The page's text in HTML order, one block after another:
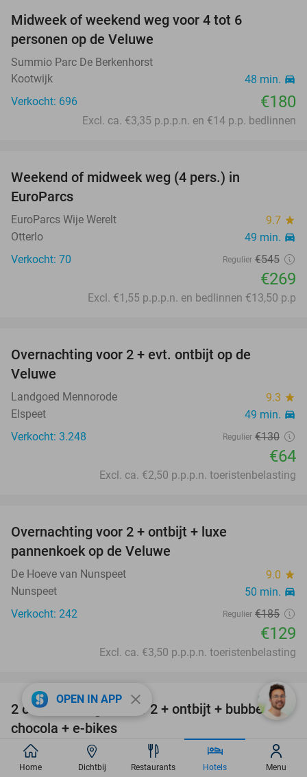
Midweek of weekend weg voor 4 tot 6
personen op de Veluwe
Summio Parc De Berkenhorst
Kootwijk
48 min. directions_car
Verkocht: 696 €180
Excl. ca. €3,35 p.p.p.n. en €14 p.p. bedlinnen
Weekend of midweek weg (4 pers.) in
EuroParcs
EuroParcs Wije Werelt 9.7 star
Otterlo 49 min. directions_car
Verkocht: 70 Regulier €545
€269
Excl. €1,55 p.p.p.n. en bedlinnen €13,50 p.p
Overnachting voor 2 + evt. ontbijt op de
Veluwe
Landgoed Mennorode 9.3 star
Elspeet 49 min. directions_car
Verkocht: 3.248 Regulier €130
€64
Excl. ca. €2,50 p.p.p.n. toeristenbelasting
Overnachting voor 2 + ontbijt + luxe
pannenkoek op de Veluwe
De Hoeve van Nunspeet 9.0 star
Nunspeet 50 min. directions_car
Verkocht: 242 Regulier €185
€129
Excl. ca. €3,50 p.p.p.n. toeristenbelasting
40%
2 overnachtingen voor 2 + ontbijt + bubbels +
chocola + e-bikes
Boslodges Veluwe 9.4
Nunspeet 51 min.directions_car
OPEN IN APP close
Home Dichtbij Restaurants Hotels Menu